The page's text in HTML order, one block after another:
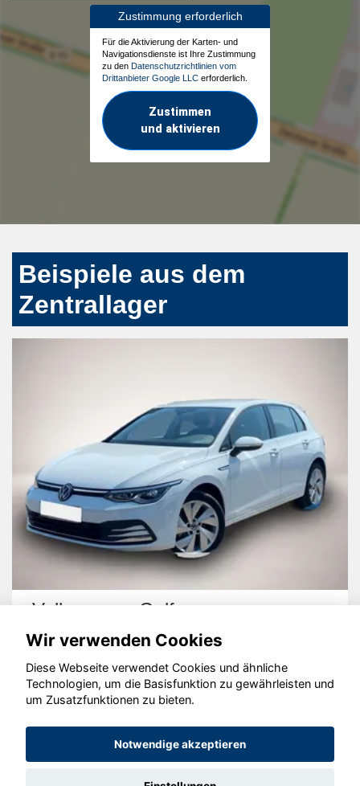
Zustimmung erforderlich
Für die Aktivierung der Karten- und
Navigationsdienste ist Ihre Zustimmung
zu den Datenschutzrichtlinien vom
Drittanbieter Google LLC erforderlich.
Zustimmen
und aktivieren
Beispiele aus dem
Zentrallager
Volkswagen Golf
© konjunkturmotor.de GmbH 2020 - 2026
Wir verwenden Cookies
Diese Webseite verwendet Cookies und ähnliche
Technologien, um die Basisfunktion zu gewährleisten und
um Zusatzfunktionen zu bieten.
Notwendige akzeptieren